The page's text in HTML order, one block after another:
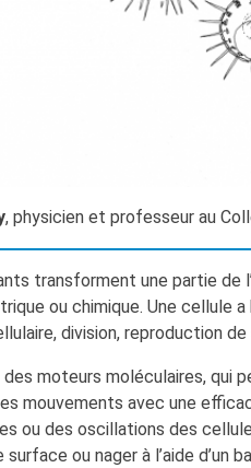
, physicien et professeur au
transforment une partie de
ou chimique. Une cellule
division, reproduction
des moteurs moléculaires,
mouvements avec une
ou des oscillations des
surface ou nager à l’aide d’un